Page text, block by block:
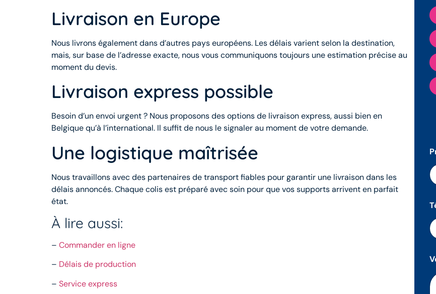
Livraison en Europe
Nous livrons également dans d’autres pays européens. Les délais varient selon la destination,
mais, sur base de l’adresse exacte, nous vous communiquons toujours une estimation précise au
moment du devis.
Livraison express possible
Besoin d’un envoi urgent ? Nous proposons des options de livraison express, aussi bien en
Belgique qu’à l’international. Il suffit de nous le signaler au moment de votre demande.
Une logistique maîtrisée
Nous travaillons avec des partenaires de transport fiables pour garantir une livraison dans les
délais annoncés. Chaque colis est préparé avec soin pour que vos supports arrivent en parfait
état.
À lire aussi:
– Commander en ligne
– Délais de production
– Service express